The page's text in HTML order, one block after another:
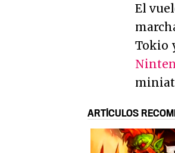
El
Tokio
ARTÍCULOS